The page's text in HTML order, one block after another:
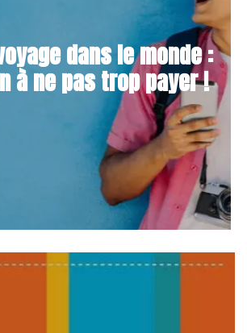
dans le monde :
à ne pas trop payer !